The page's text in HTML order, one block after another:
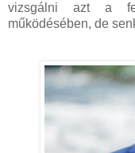
vizsgálni azt a
működésében, de